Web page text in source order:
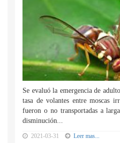
Se evaluó la emergencia de
tasa de volantes entre moscas
fueron o no transportadas a
disminución...
2021-03-31 Leer mas...